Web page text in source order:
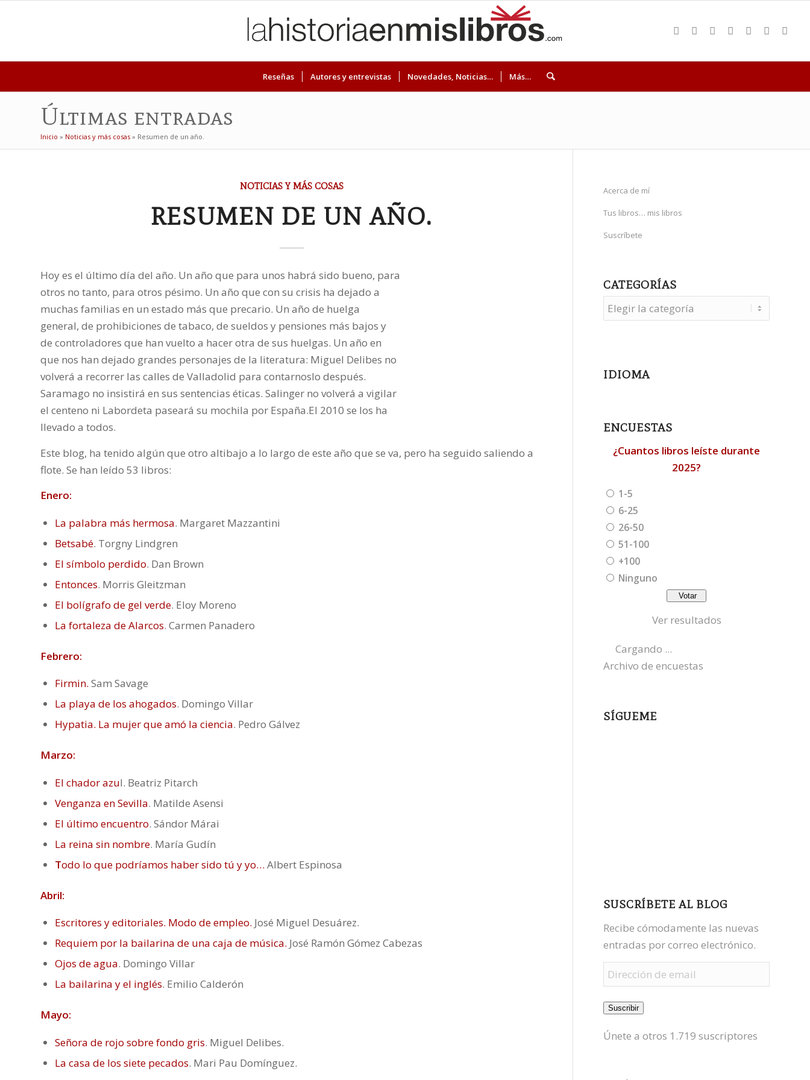
Reseñas Autores y entrevistas Novedades, Noticias… Más…
Últimas entradas
Inicio » Noticias y más cosas » Resumen de un año.
NOTICIAS Y MÁS COSAS
RESUMEN DE UN AÑO.
Hoy es el último día del año. Un año que para unos habrá sido bueno, para
otros no tanto, para otros pésimo. Un año que con su crisis ha dejado a
muchas familias en un estado más que precario. Un año de huelga
general, de prohibiciones de tabaco, de sueldos y pensiones más bajos y
de controladores que han vuelto a hacer otra de sus huelgas. Un año en
que nos han dejado grandes personajes de la literatura: Miguel Delibes no
volverá a recorrer las calles de Valladolid para contarnoslo después.
Saramago no insistirá en sus sentencias éticas. Salinger no volverá a vigilar
el centeno ni Labordeta paseará su mochila por España.El 2010 se los ha
llevado a todos.
Este blog, ha tenido algún que otro altibajo a lo largo de este año que se va, pero ha seguido saliendo a
flote. Se han leído 53 libros:
Enero:
La palabra más hermosa. Margaret Mazzantini
Betsabé. Torgny Lindgren
El símbolo perdido. Dan Brown
Entonces. Morris Gleitzman
El bolígrafo de gel verde. Eloy Moreno
La fortaleza de Alarcos. Carmen Panadero
Febrero:
Firmin. Sam Savage
La playa de los ahogados. Domingo Villar
Hypatia. La mujer que amó la ciencia. Pedro Gálvez
Marzo:
El chador azul. Beatriz Pitarch
Venganza en Sevilla. Matilde Asensi
El último encuentro. Sándor Márai
La reina sin nombre. María Gudín
Todo lo que podríamos haber sido tú y yo… Albert Espinosa
Abril:
Escritores y editoriales. Modo de empleo. José Miguel Desuárez.
Requiem por la bailarina de una caja de música. José Ramón Gómez Cabezas
Ojos de agua. Domingo Villar
La bailarina y el inglés. Emilio Calderón
Mayo:
Señora de rojo sobre fondo gris. Miguel Delibes.
La casa de los siete pecados. Mari Pau Domínguez.
Acerca de mí
Tus libros… mis libros
Suscríbete
CATEGORÍAS
Categorías
IDIOMA
ENCUESTAS
¿Cuantos libros leíste durante
2025?
1-5
6-25
26-50
51-100
+100
Ninguno
Ver resultados
Cargando ...
Archivo de encuestas
SÍGUEME
SUSCRÍBETE AL BLOG
Recibe cómodamente las nuevas
entradas por correo electrónico.
Dirección
de
email
Suscribir
Únete a otros 1.719 suscriptores